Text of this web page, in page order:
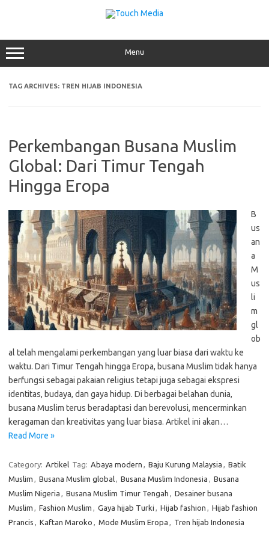
Menu
TAG ARCHIVES: TREN HIJAB INDONESIA
Perkembangan Busana Muslim
Global: Dari Timur Tengah
Hingga Eropa
B
us
an
a
M
us
li
m
gl
ob
al telah mengalami perkembangan yang luar biasa dari waktu ke
waktu. Dari Timur Tengah hingga Eropa, busana Muslim tidak hanya
berfungsi sebagai pakaian religius tetapi juga sebagai ekspresi
identitas, budaya, dan gaya hidup. Di berbagai belahan dunia,
busana Muslim terus beradaptasi dan berevolusi, mencerminkan
keragaman dan kreativitas yang luar biasa. Artikel ini akan…
Read More »
Category: Artikel Tag: Abaya modern , Baju Kurung Malaysia , Batik
Muslim , Busana Muslim global, Busana Muslim Indonesia , Busana
Muslim Nigeria , Busana Muslim Timur Tengah , Desainer busana
Muslim , Fashion Muslim , Gaya hijab Turki , Hijab fashion , Hijab fashion
Prancis , Kaftan Maroko , Mode Muslim Eropa , Tren hijab Indonesia